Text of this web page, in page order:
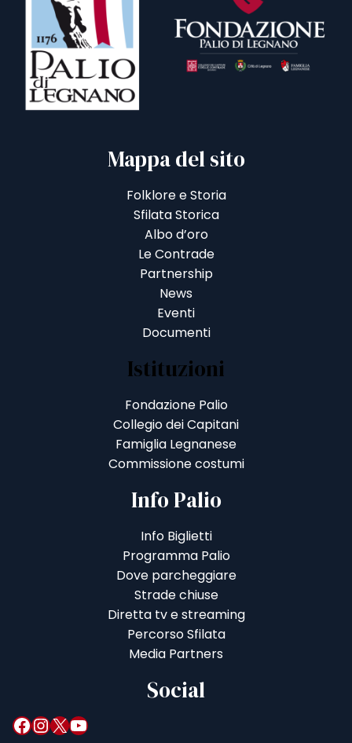
Mappa del sito
Folklore e Storia
Sfilata Storica
Albo d’oro
Le Contrade
Partnership
News
Eventi
Documenti
Istituzioni
Fondazione Palio
Collegio dei Capitani
Famiglia Legnanese
Commissione costumi
Info Palio
Info Biglietti
Programma Palio
Dove parcheggiare
Strade chiuse
Diretta tv e streaming
Percorso Sfilata
Media Partners
Social
Facebook InstagramX YouTube